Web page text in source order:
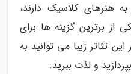
هنرهای کلاسیک دارند،
از برترین گزینه ها برای
تئاتر زیبا می توانید به
و لذت ببرید.